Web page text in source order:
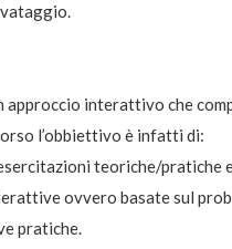
approccio interattivo che
l’obbiettivo è infatti di:
teoriche/pratiche
ovvero basate sul
pratiche.